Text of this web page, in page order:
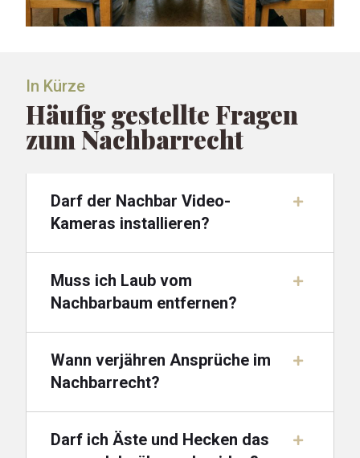
In Kürze
Häufig gestellte Fragen
zum Nachbarrecht
Darf der Nachbar Video-
Kameras installieren?
Muss ich Laub vom
Nachbarbaum entfernen?
Wann verjähren Ansprüche im
Nachbarrecht?
Darf ich Äste und Hecken das